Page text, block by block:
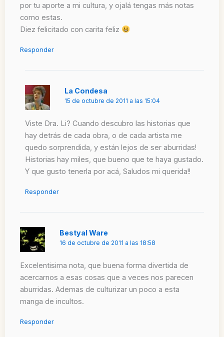
por tu aporte a mi cultura, y ojalá tengas más notas
como estas.
Diez felicitado con carita feliz
Responder
La Condesa
15 de octubre de 2011 a las 15:04
Viste Dra. Li? Cuando descubro las historias que
hay detrás de cada obra, o de cada artista me
quedo sorprendida, y están lejos de ser aburridas!
Historias hay miles, que bueno que te haya gustado.
Y que gusto tenerla por acá, Saludos mi querida!!
Responder
Bestyal Ware
16 de octubre de 2011 a las 18:58
Excelentisima nota, que buena forma divertida de
acercarnos a esas cosas que a veces nos parecen
aburridas. Ademas de culturizar un poco a esta
manga de incultos.
Responder